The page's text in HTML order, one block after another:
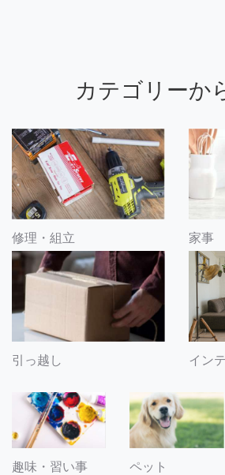
カテゴリーか
修理・組立 家事
引っ越し イン
趣味・習い事 ペット